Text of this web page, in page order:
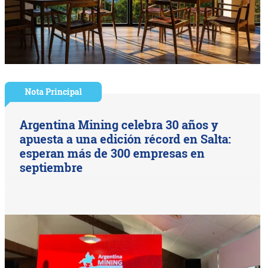
Nota Principal
Argentina Mining celebra 30 años y
apuesta a una edición récord en Salta:
esperan más de 300 empresas en
septiembre